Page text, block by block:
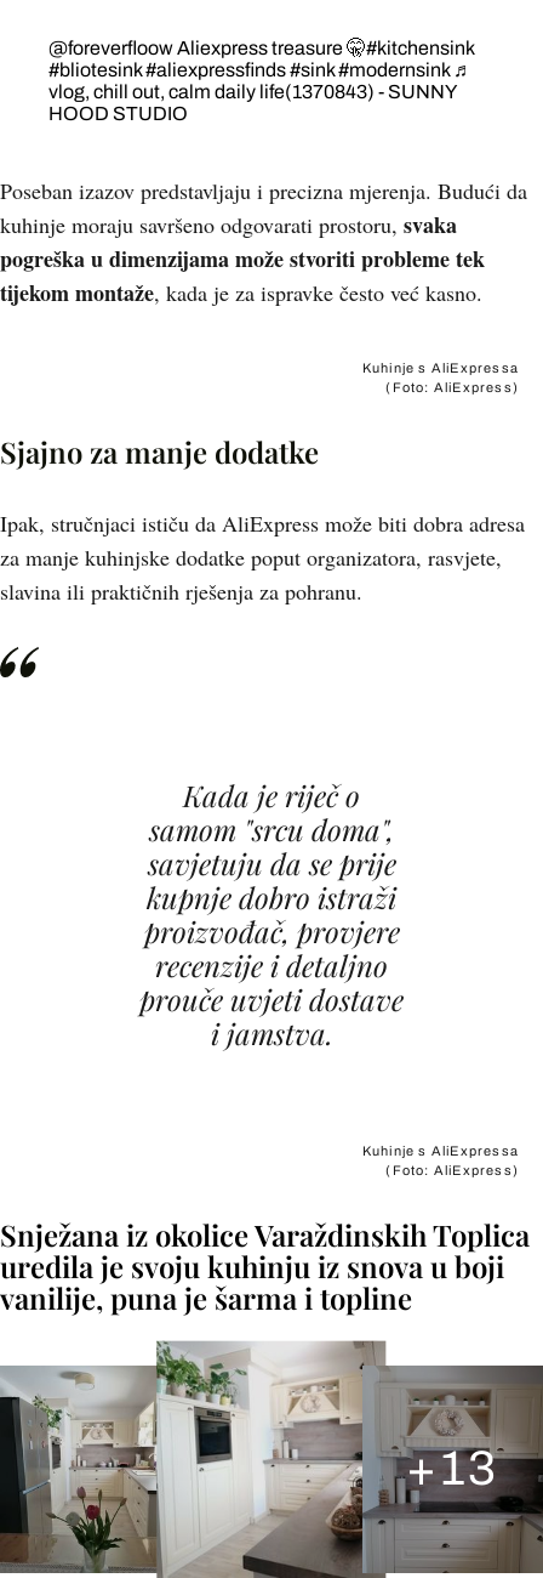
@foreverfloowAliexpress treasure 🤫#kitchensink
#bliotesink#aliexpressfinds#sink#modernsink ♬
vlog, chill out, calm daily life(1370843) - SUNNY
HOOD STUDIO
Poseban izazov predstavljaju i precizna mjerenja. Budući da
kuhinje moraju savršeno odgovarati prostoru, svaka
pogreška u dimenzijama može stvoriti probleme tek
tijekom montaže, kada je za ispravke često već kasno.
Kuhinje s AliExpressa
(Foto: AliExpress)
Sjajno za manje dodatke
Ipak, stručnjaci ističu da AliExpress može biti dobra adresa
za manje kuhinjske dodatke poput organizatora, rasvjete,
slavina ili praktičnih rješenja za pohranu.
Kada je riječ o
samom "srcu doma",
savjetuju da se prije
kupnje dobro istraži
proizvođač, provjere
recenzije i detaljno
prouče uvjeti dostave
i jamstva.
Kuhinje s AliExpressa
(Foto: AliExpress)
Snježana iz okolice Varaždinskih Toplica
uredila je svoju kuhinju iz snova u boji
vanilije, puna je šarma i topline
+13